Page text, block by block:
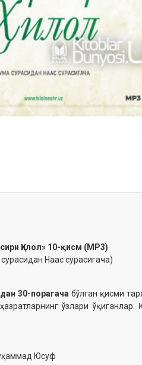
Ҳилол» 10-қисм (MP3)
Наас сурасигача)
30-порагача бўлган қисми
ўзлари ўқиганлар.
Юсуф